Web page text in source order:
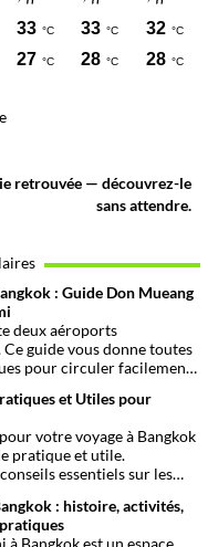
retrouvée — découvrez-le
sans attendre.
: Guide Don Mueang
deux aéroports
guide vous donne toutes
pour circuler facilement
et Utiles pour
votre voyage à Bangkok
pratique et utile.
essentiels sur les
plus encore pour rendre
facile que possible.
: histoire, activités,